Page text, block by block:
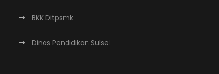
BKK Ditpsmk
Dinas Pendidikan Sulsel